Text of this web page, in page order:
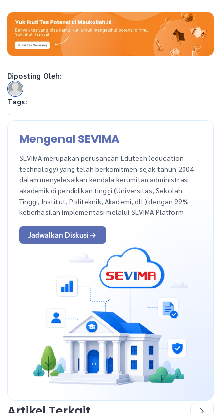
Diposting Oleh:
Tags:
-
Mengenal SEVIMA
SEVIMA merupakan perusahaan Edutech (education
technology) yang telah berkomitmen sejak tahun 2004
dalam menyelesaikan kendala kerumitan administrasi
akademik di pendidikan tinggi (Universitas, Sekolah
Tinggi, Institut, Politeknik, Akademi, dll.) dengan 99%
keberhasilan implementasi melalui SEVIMA Platform.
Jadwalkan Diskusi